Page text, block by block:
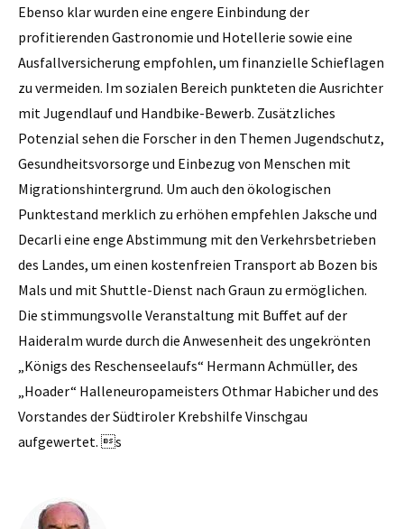
Ebenso klar wurden eine engere Einbindung der
profitierenden Gastronomie und Hotellerie sowie eine
Ausfallversicherung empfohlen, um finanzielle Schieflagen
zu vermeiden. Im sozialen Bereich punkteten die Ausrichter
mit Jugendlauf und Handbike-Bewerb. Zusätzliches
Potenzial sehen die Forscher in den Themen Jugendschutz,
Gesundheitsvorsorge und Einbezug von Menschen mit
Migrationshintergrund. Um auch den ökologischen
Punktestand merklich zu erhöhen empfehlen Jaksche und
Decarli eine enge Abstimmung mit den Verkehrsbetrieben
des Landes, um einen kostenfreien Transport ab Bozen bis
Mals und mit Shuttle-Dienst nach Graun zu ermöglichen.
Die stimmungsvolle Veranstaltung mit Buffet auf der
Haideralm wurde durch die Anwesenheit des ungekrönten
„Königs des Reschenseelaufs“ Hermann Achmüller, des
„Hoader“ Halleneuropameisters Othmar Habicher und des
Vorstandes der Südtiroler Krebshilfe Vinschgau
aufgewertet. s